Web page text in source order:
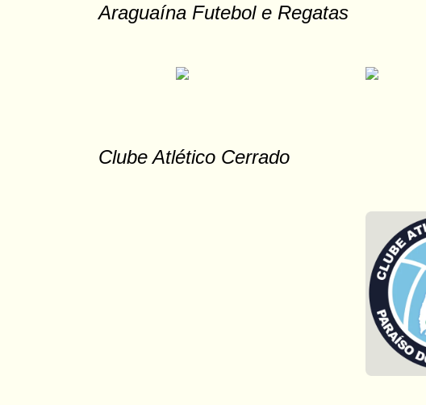
Araguaína Futebol e Regatas
Clube Atlético Cerrado